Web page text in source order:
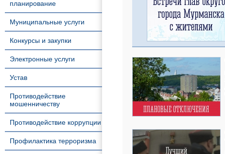
планирование
Муниципальные услуги
Конкурсы и закупки
Электронные услуги
Устав
Противодействие
мошенничеству
Противодействие коррупции
Профилактика терроризма